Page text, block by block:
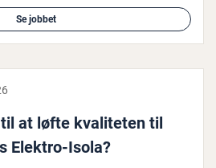
Se jobbet
at løfte kva­li­te­ten til
Elektro-Isola?